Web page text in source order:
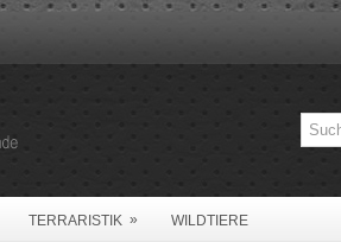
TERRARISTIK » WILDTIERE